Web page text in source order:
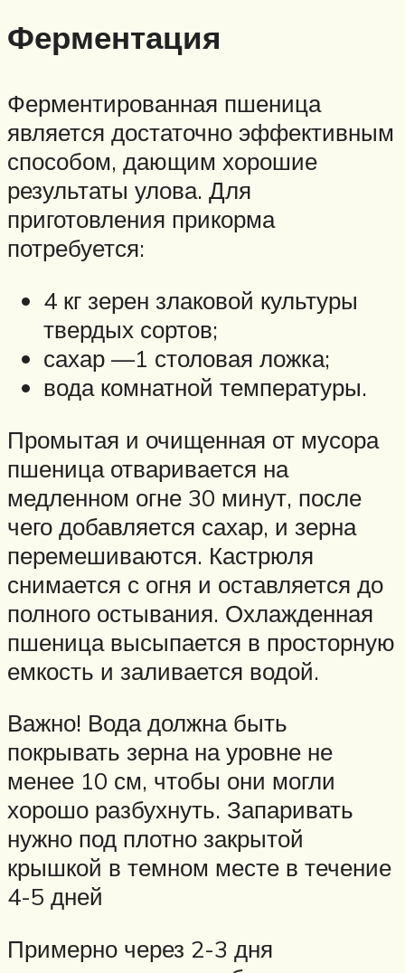
Ферментация
Ферментированная пшеница
является достаточно эффективным
способом, дающим хорошие
результаты улова. Для
приготовления прикорма
потребуется:
4 кг зерен злаковой культуры
твердых сортов;
сахар —1 столовая ложка;
вода комнатной температуры.
Промытая и очищенная от мусора
пшеница отваривается на
медленном огне 30 минут, после
чего добавляется сахар, и зерна
перемешиваются. Кастрюля
снимается с огня и оставляется до
полного остывания. Охлажденная
пшеница высыпается в просторную
емкость и заливается водой.
Важно! Вода должна быть
покрывать зерна на уровне не
менее 10 см, чтобы они могли
хорошо разбухнуть. Запаривать
нужно под плотно закрытой
крышкой в темном месте в течение
4-5 дней
Примерно через 2-3 дня